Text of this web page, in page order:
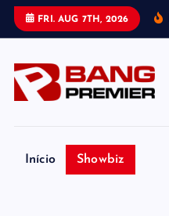
FRI. AUG 7TH, 2026
Início Showbiz